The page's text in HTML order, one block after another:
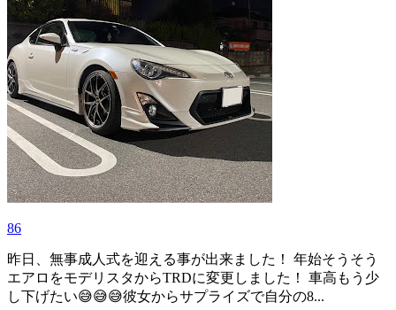
86
昨日、無事成人式を迎える事が出来ました！ 年始そうそう
エアロをモデリスタからTRDに変更しました！ 車高もう少
し下げたい😅😅😅彼女からサプライズで自分の8...